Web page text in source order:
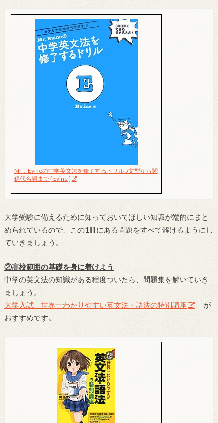
Mr．Evineの中学英文法を修了するドリル 5文型から関
係代名詞まで [ Evine ]
大学受験に備えるために知っておいてほしい知識が端的にまと
められているので、この1冊にある問題をすべて解けるようにし
ていきましょう。
②高校範囲の基礎を身に着けよう
中学の英文法の知識がある程度ついたら、問題集を解いていき
ましょう。
大学入試 世界一わかりやすい英文法・語法の特別講座
が
おすすめです。